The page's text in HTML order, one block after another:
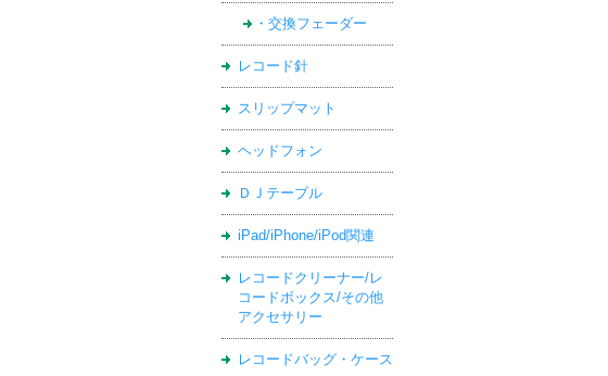
・交換フェーダー
レコード針
スリップマット
ヘッドフォン
ＤＪテーブル
iPad/iPhone/iPod関連
レコードクリーナー/レ
コードボックス/その他
アクセサリー
レコードバッグ・ケース